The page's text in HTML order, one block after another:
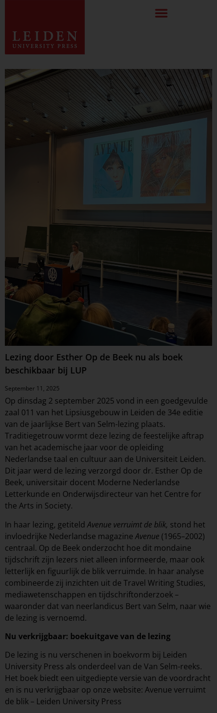
Lezing door Esther Op de Beek nu als boek
beschikbaar bij LUP
September 11, 2025
Op dinsdag 2 september 2025 vond in een goedgevulde
zaal 011 van het Lipsiusgebouw in Leiden de 34e editie
van de jaarlijkse Bert van Selm-lezing plaats.
Traditiegetrouw vormt deze lezing de feestelijke aftrap
van het academische jaar voor de opleiding
Nederlandse taal en cultuur aan de Universiteit Leiden.
Dit jaar werd de lezing verzorgd door dr. Esther Op de
Beek, universitair docent Moderne Nederlandse
Letterkunde en Onderwijsdirecteur van het Centre for
the Arts in Society.
In haar lezing, getiteldAvenue verruimt de blik, stond het
invloedrijke Nederlandse magazineAvenue (1965–2002)
centraal. Op de Beek onderzocht hoe dit mondaine
tijdschrift zijn lezers niet alleen informeerde, maar ook
letterlijk en figuurlijk de blik verruimde. In haar analyse
combineerde zij inzichten uit de Travel Writing Studies,
mediawetenschappen en tijdschriftonderzoek –
waaronder dat van neerlandicus Bert van Selm, naar wie
de lezing is vernoemd.
Nu verkrijgbaar: boekuitgave van de lezing
De lezing is nu verschenen in boekvorm bij Leiden
University Press als onderdeel van de Van Selm-reeks.
Het boek biedt een uitgediepte versie van de voordracht
en is nu verkrijgbaar op onze website: Avenue verruimt
de blik – Leiden University Press